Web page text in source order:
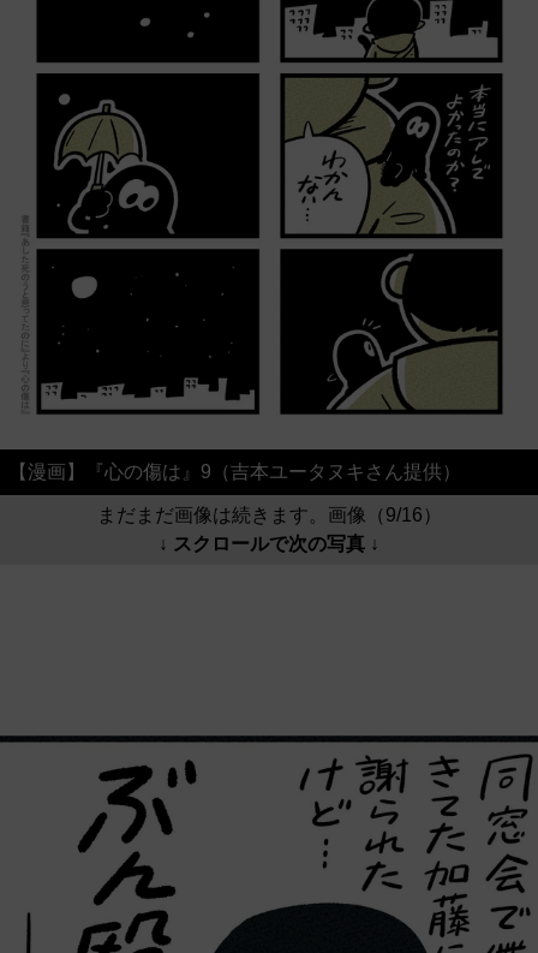
【漫画】『心の傷は』9（吉本ユータヌキさん提供）
まだまだ画像は続きます。画像（9/16）
↓ スクロールで次の写真 ↓